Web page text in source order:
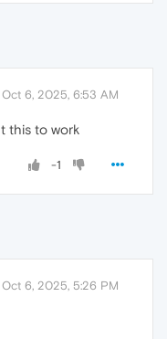
Oct 6, 2025, 6:53 AM
this to work
-1
Oct 6, 2025, 5:26 PM